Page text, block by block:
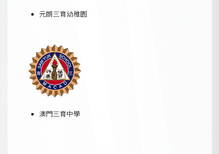
元朗三育幼稚園
澳門三育中學